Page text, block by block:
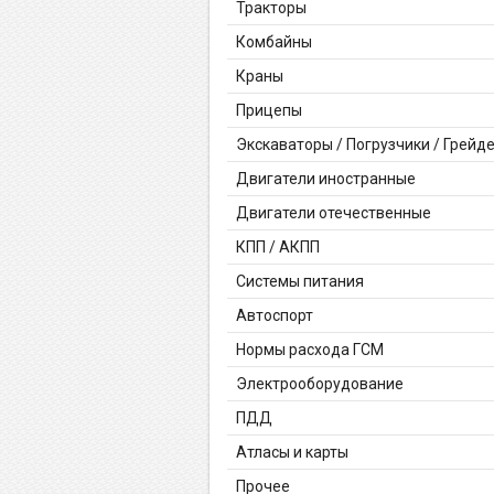
Тракторы
Комбайны
Краны
Прицепы
Экскаваторы / Погрузчики /
Двигатели иностранные
Двигатели отечественные
КПП / АКПП
Системы питания
Автоспорт
Нормы расхода ГСМ
Электрооборудование
ПДД
Атласы и карты
Прочее